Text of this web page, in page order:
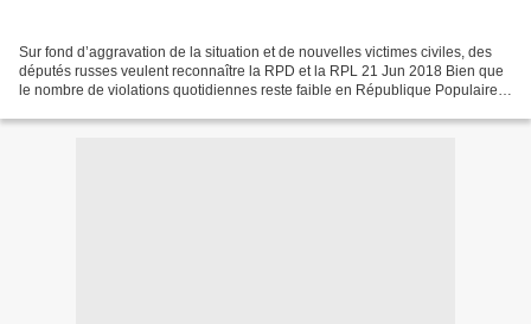
Sur fond d’aggravation de la situation et de nouvelles victimes civiles, des
députés russes veulent reconnaître la RPD et la RPL 21 Jun 2018 Bien que
le nombre de violations quotidiennes reste faible en République Populaire